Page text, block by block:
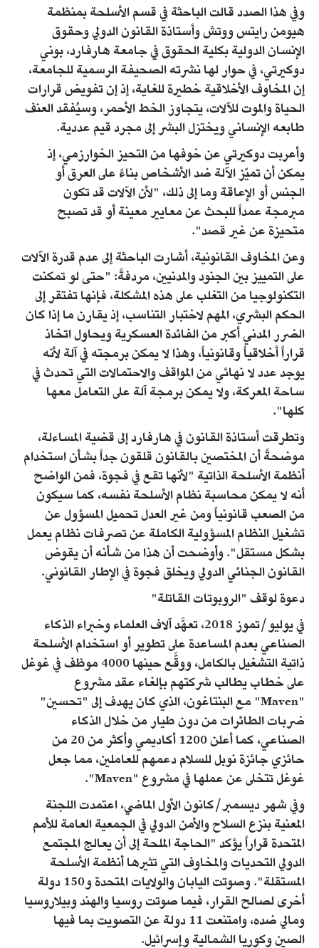
وفي هذا الصدد قالت الباحثة في قسم الأسلحة بمنظمة
هيومن رايتس ووتش وأستاذة القانون الدولي وحقوق
الإنسان الدولية بكلية الحقوق في جامعة هارفارد، بوني
دوكيرتي، في حوار لها نشرته الصحيفة الرسمية للجامعة،
إن المخاوف الأخلاقية خطيرة للغاية، إذ إن تفويض قرارات
الحياة والموت للآلات، يتجاوز الخط الأحمر، وسيُفقد العنف
طابعه الإنساني ويختزل البشر إلى مجرد قيم عددية.
وأعربت دوكيرتي عن خوفها من التحيز الخوارزمي، إذ
يمكن أن تميّز الآلة ضد الأشخاص بناءً على العرق أو
الجنس أو الإعاقة وما إلى ذلك، "لأن الآلات قد تكون
مبرمجة عمداً للبحث عن معايير معينة أو قد تصبح
متحيزة عن غير قصد".
وعن المخاوف القانونية، أشارت الباحثة إلى عدم قدرة الآلات
على التمييز بين الجنود والمدنيين، مردفةً: "حتى لو تمكنت
التكنولوجيا من التغلب على هذه المشكلة، فإنها تفتقر إلى
الحكم البشري، المهم لاختبار التناسب، إذ يقارن ما إذا كان
الضرر المدني أكبر من الفائدة العسكرية ويحاول اتخاذ
قراراً أخلاقياً وقانونياً، وهذا لا يمكن برمجته في آلة لأنه
يوجد عدد لا نهائي من المواقف والاحتمالات التي تحدث في
ساحة المعركة، ولا يمكن برمجة آلة على التعامل معها
كلها".
وتطرقت أستاذة القانون في هارفارد إلى قضية المساءلة،
موضحةً أن المختصين بالقانون قلقون جداً بشأن استخدام
أنظمة الأسلحة الذاتية "لأنها تقع في فجوة، فمن الواضح
أنه لا يمكن محاسبة نظام الأسلحة نفسه، كما سيكون
من الصعب قانونياً ومن غير العدل تحميل المسؤول عن
تشغيل النظام المسؤولية الكاملة عن تصرفات نظام يعمل
بشكل مستقل". وأوضحت أن هذا من شأنه أن يقوض
القانون الجنائي الدولي ويخلق فجوة في الإطار القانوني.
دعوة لوقف "الروبوتات القاتلة"
في يوليو/تموز 2018، تعهَّد آلاف العلماء وخبراء الذكاء
الصناعي بعدم المساعدة على تطوير أو استخدام الأسلحة
ذاتية التشغيل بالكامل، ووقَّع حينها 4000 موظف في غوغل
على خطاب يطالب شركتهم بإلغاء عقد مشروع
"Maven" مع البنتاغون، الذي كان يهدف إلى "تحسين"
ضربات الطائرات من دون طيار من خلال الذكاء
الصناعي، كما أعلن 1200 أكاديمي وأكثر من 20 من
حائزي جائزة نوبل للسلام دعمهم للعاملين، مما جعل
غوغل تتخلى عن عملها في مشروع "Maven".
وفي شهر ديسمبر/كانون الأول الماضي، اعتمدت اللجنة
المعنية بنزع السلاح والأمن الدولي في الجمعية العامة للأمم
المتحدة قراراً يؤكد "الحاجة الملحة إلى أن يعالج المجتمع
الدولي التحديات والمخاوف التي تثيرها أنظمة الأسلحة
المستقلة". وصوتت اليابان والولايات المتحدة و150 دولة
أخرى لصالح القرار، فيما صوتت روسيا والهند وبيلاروسيا
ومالي ضده، وامتنعت 11 دولة عن التصويت بما فيها
الصين وكوريا الشمالية وإسرائيل.